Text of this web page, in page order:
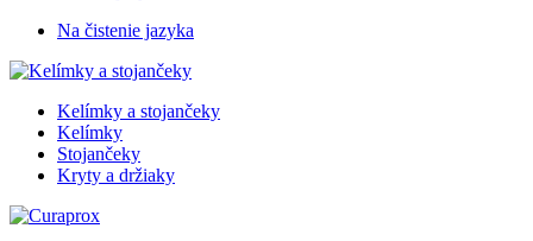
Na čistenie jazyka
Kelímky a stojančeky
Kelímky
Stojančeky
Kryty a držiaky